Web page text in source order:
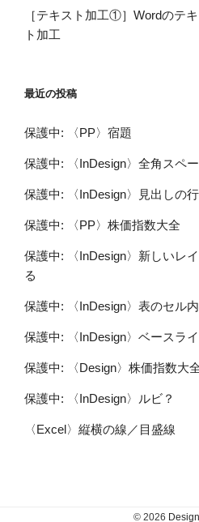
［テキスト加工①］Wordのテ
ト加工
最近の投稿
保護中: 〈PP〉宿題
保護中: 〈InDesign〉全角スペ
保護中: 〈InDesign〉見出しの
保護中: 〈PP〉株価指数大全
保護中: 〈InDesign〉新しいレ
る
保護中: 〈InDesign〉表のセル
保護中: 〈InDesign〉ベースラ
保護中: 〈Design〉株価指数大
保護中: 〈InDesign〉ルビ？
〈Excel〉縦横の線／目盛線
© 2026